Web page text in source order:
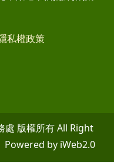
私權政策
版權所有 All Right
by iWeb2.0